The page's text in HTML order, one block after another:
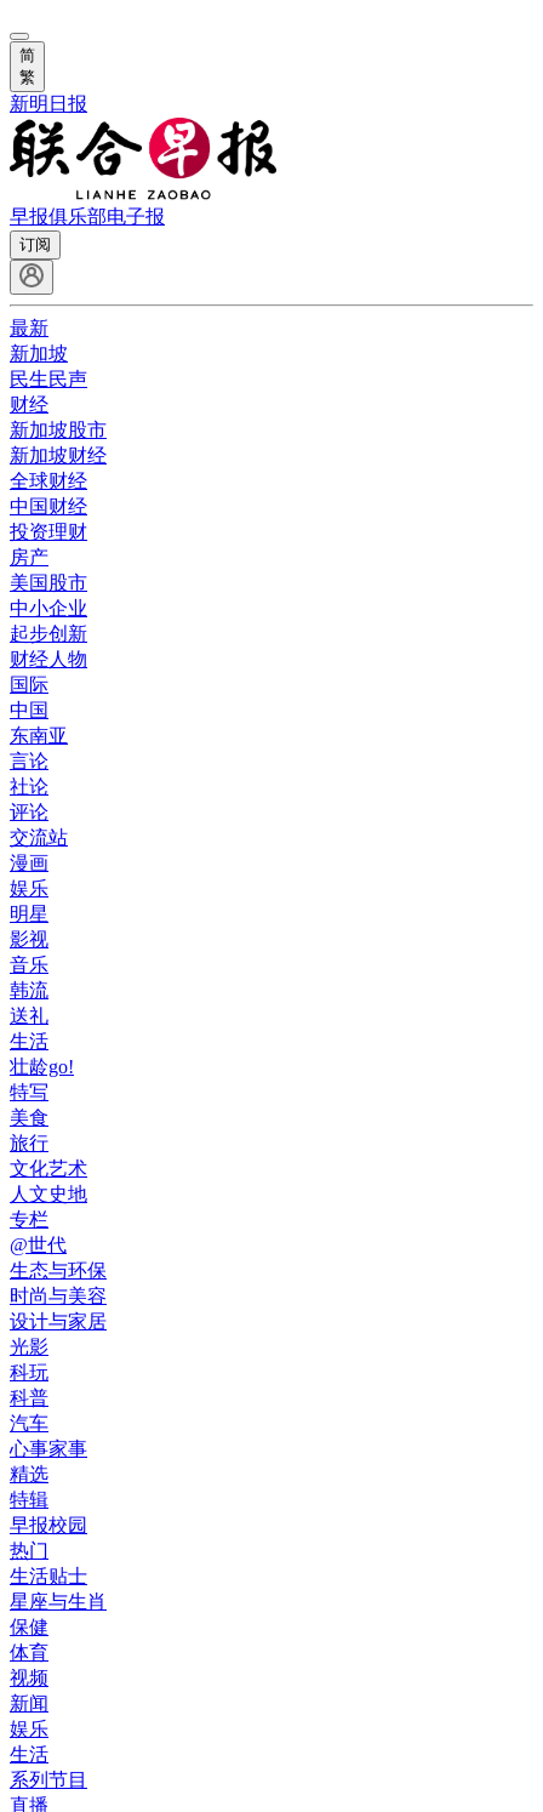
简
繁
新明日报
早报俱乐部电子报
订阅
最新
新加坡
民生民声
财经
新加坡股市
新加坡财经
全球财经
中国财经
投资理财
房产
美国股市
中小企业
起步创新
财经人物
国际
中国
东南亚
言论
社论
评论
交流站
漫画
娱乐
明星
影视
音乐
韩流
送礼
生活
壮龄go!
特写
美食
旅行
文化艺术
人文史地
专栏
@世代
生态与环保
时尚与美容
设计与家居
光影
科玩
科普
汽车
心事家事
精选
特辑
早报校园
热门
生活贴士
星座与生肖
保健
体育
视频
新闻
娱乐
生活
系列节目
直播